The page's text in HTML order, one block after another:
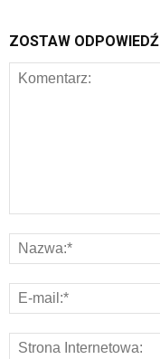
ZOSTAW ODPOWIEDŹ